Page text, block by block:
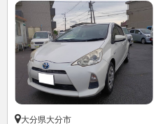
大分県大分市